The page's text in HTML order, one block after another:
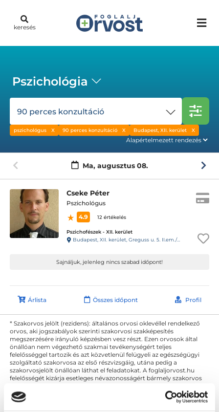
keresés
Pszichológia
90 perces konzultáció
pszichológus 90 perces konzultáció Budapest, XII. kerület
Ma, augusztus 08.
Cseke Péter
Pszichológus
4.9
12 értékelés
Pszichofészek - XII. kerület
Budapest, XII. kerület, Greguss u. 5. II.em./3.
Sajnáljuk, jelenleg nincs szabad időpont!
Árlista Összes időpont Profil
* Szakorvos jelölt (rezidens): általános orvosi oklevéllel rendelkező
orvos, aki jogszabályok szerinti szakorvosi szakképesítés
megszerzésére irányuló képzésben vesz részt. Ezen orvosok által
önállóan nem végezhető szakmai tevékenységért teljes
felelősséggel tartozik és azt közvetlenül felügyeli az egészségügyi
szolgáltató szakorvosa az első részvizsgáig, utána pedig a
szakorvosjelölt önállóan láthat el feladatokat. A foglaljorvost.hu
felelősségét kizárja esetleges névazonosságért bármely szakorvos